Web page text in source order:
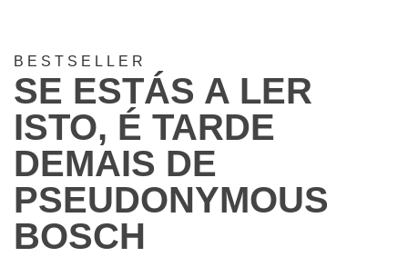
BESTSELLER
SE ESTÁS A LER
ISTO, É TARDE
DEMAIS DE
PSEUDONYMOUS
BOSCH